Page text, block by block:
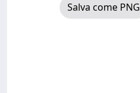
Salva come PNG